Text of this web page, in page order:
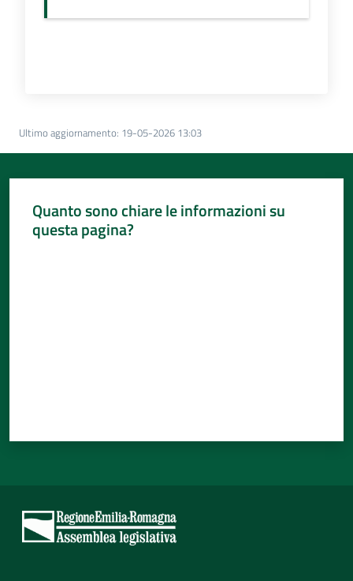
Ultimo aggiornamento: 19-05-2026 13:03
Quanto sono chiare le informazioni su
questa pagina?